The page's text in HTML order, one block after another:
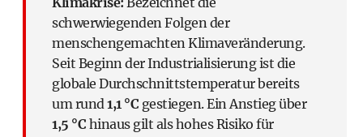
schwerwiegenden Folgen der
menschengemachten Klimaveränderung.
Seit Beginn der Industrialisierung ist die
globale Durchschnittstemperatur bereits
um rund1,1 °C gestiegen. Ein Anstieg über
1,5 °C hinaus gilt als hohes Risiko für